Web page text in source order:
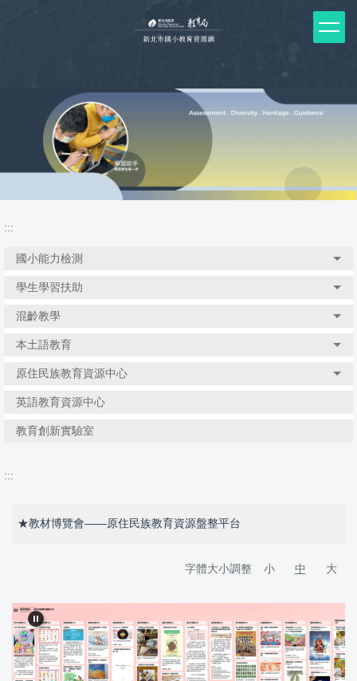
:::
國小能力檢測
學生學習扶助
混齡教學
本土語教育
原住民族教育資源中心
英語教育資源中心
教育創新實驗室
:::
★教材博覽會——原住民族教育資源盤整平台
字體大小調整 小 中 大